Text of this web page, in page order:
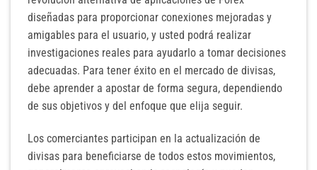
diseñadas para proporcionar conexiones mejoradas y
amigables para el usuario, y usted podrá realizar
investigaciones reales para ayudarlo a tomar decisiones
adecuadas. Para tener éxito en el mercado de divisas,
debe aprender a apostar de forma segura, dependiendo
de sus objetivos y del enfoque que elija seguir.
Los comerciantes participan en la actualización de
divisas para beneficiarse de todos estos movimientos,